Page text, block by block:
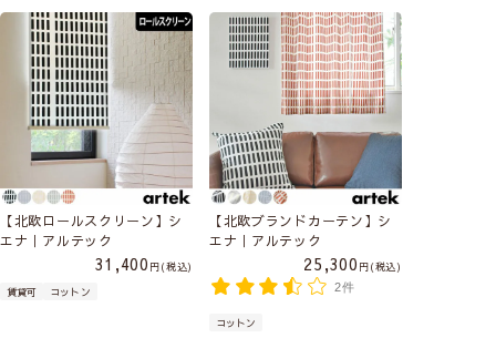
【北欧ロールスクリーン】シ
エナ｜アルテック
31,400
税込
賃貸可
コットン
【北欧ブランドカーテン】シ
エナ｜アルテック
25,300
税込
2件
コットン